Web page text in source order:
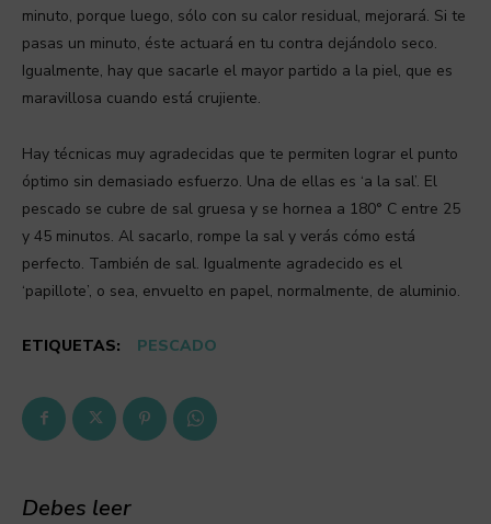
minuto, porque luego, sólo con su calor residual, mejorará. Si te
pasas un minuto, éste actuará en tu contra dejándolo seco.
Igualmente, hay que sacarle el mayor partido a la piel, que es
maravillosa cuando está crujiente.
Hay técnicas muy agradecidas que te permiten lograr el punto
óptimo sin demasiado esfuerzo. Una de ellas es ‘a la sal’. El
pescado se cubre de sal gruesa y se hornea a 180° C entre 25
y 45 minutos. Al sacarlo, rompe la sal y verás cómo está
perfecto. También de sal. Igualmente agradecido es el
‘papillote’, o sea, envuelto en papel, normalmente, de aluminio.
ETIQUETAS: PESCADO
Debes leer